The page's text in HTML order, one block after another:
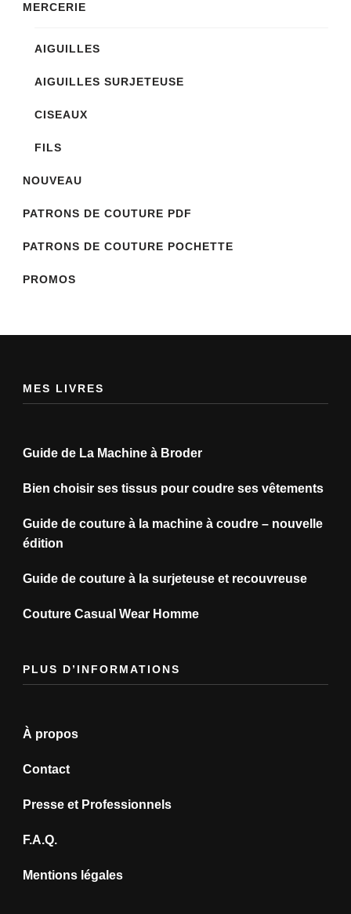
MERCERIE
AIGUILLES
AIGUILLES SURJETEUSE
CISEAUX
FILS
NOUVEAU
PATRONS DE COUTURE PDF
PATRONS DE COUTURE POCHETTE
PROMOS
MES LIVRES
Guide de La Machine à Broder
Bien choisir ses tissus pour coudre ses vêtements
Guide de couture à la machine à coudre – nouvelle
édition
Guide de couture à la surjeteuse et recouvreuse
Couture Casual Wear Homme
PLUS D’INFORMATIONS
À propos
Contact
Presse et Professionnels
F.A.Q.
Mentions légales